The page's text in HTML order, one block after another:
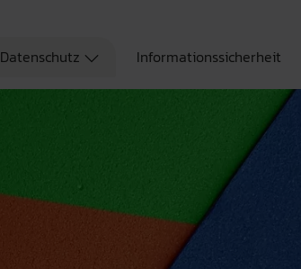
Datenschutz Informationssicherheit